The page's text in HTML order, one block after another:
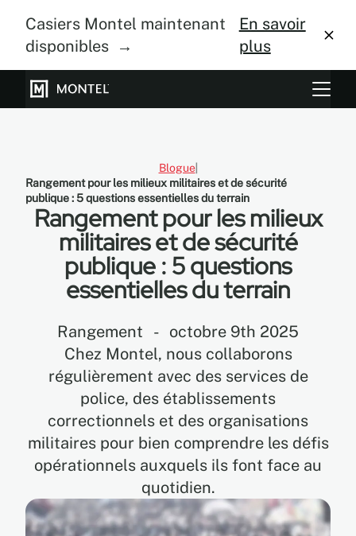
Casiers Montel maintenant
disponibles →
En savoir
plus
À propos
Centre de design
Blogue
Rangement pour les milieux militaires et de sécurité
publique : 5 questions essentielles du terrain
Rangement pour les milieux
militaires et de sécurité
publique : 5 questions
essentielles du terrain
Rangement - octobre 9th 2025
Chez Montel, nous collaborons
régulièrement avec des services de
police, des établissements
correctionnels et des organisations
militaires pour bien comprendre les défis
opérationnels auxquels ils font face au
quotidien.